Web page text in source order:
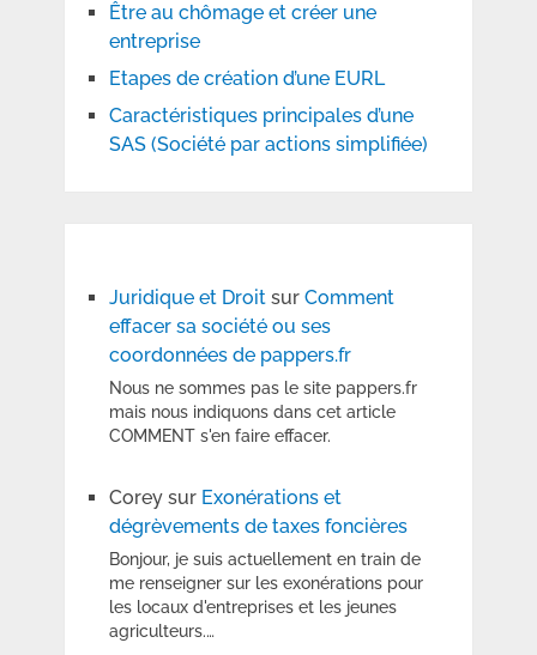
Être au chômage et créer une
entreprise
Etapes de création d’une EURL
Caractéristiques principales d’une
SAS (Société par actions simplifiée)
Juridique et Droitsur Comment
effacer sa société ou ses
coordonnées de pappers.fr
Nous ne sommes pas le site pappers.fr
mais nous indiquons dans cet article
COMMENT s'en faire effacer.
Coreysur Exonérations et
dégrèvements de taxes foncières
Bonjour, je suis actuellement en train de
me renseigner sur les exonérations pour
les locaux d'entreprises et les jeunes
agriculteurs.…